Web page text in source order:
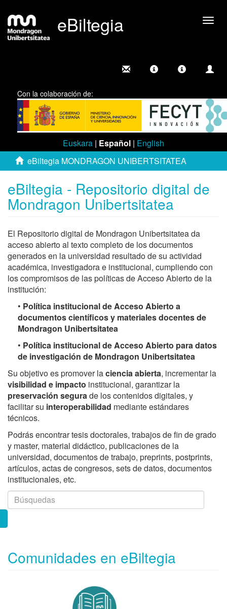
eBiltegia
Con la colaboración de:
Euskara | Español | English
eBiltegia MONDRAGON UNIBERTSITATEA
eBiltegia - Repositorio digital de
Mondragon Unibertsitatea
El Repositorio digital de Mondragon Unibertsitatea da
acceso abierto al texto completo de los documentos
generados en la universidad resultado de su actividad
académica, investigadora e institucional, cumpliendo con
los compromisos de las políticas de Acceso Abierto de la
institución:
• Política institucional de Acceso Abierto a
documentos científicos y materiales docentes de
Mondragon Unibertsitatea
• Política institucional de Acceso Abierto para datos
de investigación de Mondragon Unibertsitatea
Su objetivo es promover laciencia abierta, incrementar la
visibilidad e impacto institucional, garantizar la
preservación segurade los contenidos digitales, y
facilitar su interoperabilidad mediante estándares
técnicos.
Podrás encontrar tesis doctorales, trabajos de fin de grado
y master, material didáctico, publicaciones de la
universidad, documentos de trabajo, preprints, postprints,
artículos, actas de congresos, sets de datos, documentos
institucionales, etc.
Comunidades en eBiltegia